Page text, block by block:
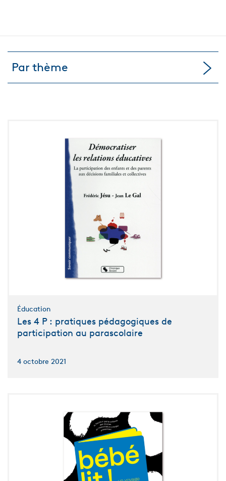
Par thème
Éducation
Les 4 P : pratiques pédagogiques de
participation au parascolaire
4 octobre 2021